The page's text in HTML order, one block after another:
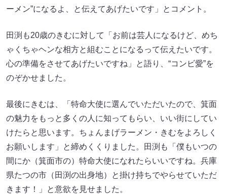
ーメン”になるよ、と伝えてあげたいです」とコメント。
田渕も20歳のきむに対して「お前は芸人になるけど、めち
ゃくちゃヘンな相方と組むことになるって伝えたいです。
心の準備をさせてあげたいですね」と語り、“コンビ愛”を
のぞかせました。
最後にきむは、「特命大使に選んでいただいたので、箕面
の魅力をもっと多くの人に知ってもらい、いい街にしてい
けたらと思います。ちょんまげラーメン・きむをよろしく
お願いします」と締めくくりました。田渕も「僕もいつの
間にか（箕面市の）特命大使になれたらいいですね。兵庫
県たつの市（田渕の出身地）と掛け持ちでやらせていただ
きます！」と意欲を見せました。